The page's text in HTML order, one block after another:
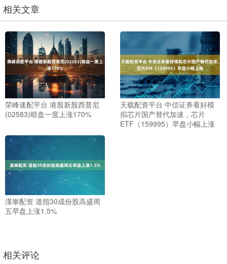
相关文章
荣峰速配平台 港股新股西普尼
(02583)暗盘一度上涨170%
天载配资平台 中信证券看好模
拟芯片国产替代加速，芯片
ETF（159995）早盘小幅上涨
漢崋配资 道指30成份股高盛周
五早盘上涨1.5%
相关评论